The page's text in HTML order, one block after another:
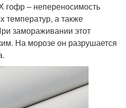
гофр – непереносимость
температур, а также
замораживании этот
На морозе он разрушается